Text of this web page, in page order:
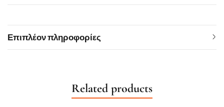
Επιπλέον πληροφορίες
Related products